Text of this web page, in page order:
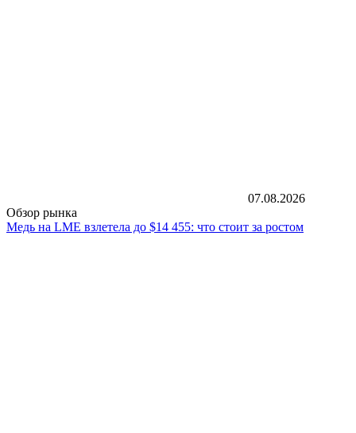
07.08.2026
Обзор рынка
Медь на LME взлетела до $14 455: что стоит за ростом